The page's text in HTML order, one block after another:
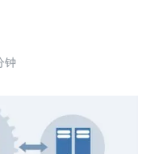
钟